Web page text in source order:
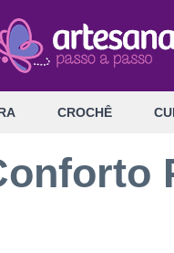
CROCHÊ